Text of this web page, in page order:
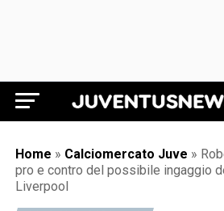
Juventus
Home » Calciomercato Juve »
pro e contro del possibile ingaggio
Liverpool